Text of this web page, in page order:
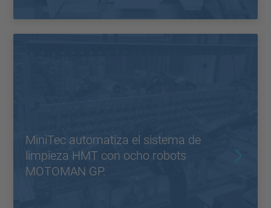
MiniTec automatiza el sistema de
limpieza HMT con ocho robots
MOTOMAN GP.